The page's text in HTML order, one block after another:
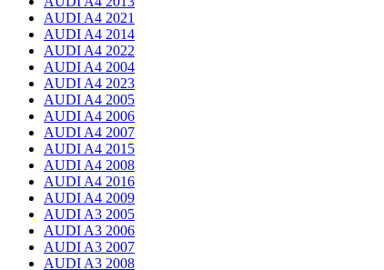
AUDI A4 2021
AUDI A4 2014
AUDI A4 2022
AUDI A4 2004
AUDI A4 2023
AUDI A4 2005
AUDI A4 2006
AUDI A4 2007
AUDI A4 2015
AUDI A4 2008
AUDI A4 2016
AUDI A4 2009
AUDI A3 2005
AUDI A3 2006
AUDI A3 2007
AUDI A3 2008